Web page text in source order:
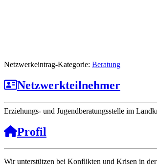
Netzwerkeintrag-Kategorie: Beratung
Netzwerkteilnehmer
Erziehungs- und Jugendberatungsstelle im
Profil
Wir unterstützen bei Konflikten und Krisen in